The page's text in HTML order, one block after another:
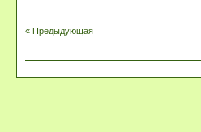
« Предыдующая